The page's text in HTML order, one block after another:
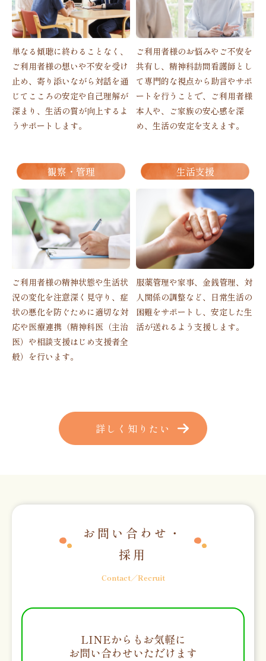
単なる傾聴に終わることなく、
ご利用者様の想いや不安を受け
止め、寄り添いながら対話を通
じてこころの安定や自己理解が
深まり、生活の質が向上するよ
うサポートします。
ご利用者様のお悩みやご不安を
共有し、精神科訪問看護師とし
て専門的な視点から助言やサポ
ートを行うことで、ご利用者様
本人や、ご家族の安心感を深
め、生活の安定を支えます。
観察・管理
ご利用者様の精神状態や生活状
況の変化を注意深く見守り、症
状の悪化を防ぐために適切な対
応や医療連携（精神科医（主治
医）や相談支援はじめ支援者全
般）を行います。
生活支援
服薬管理や家事、金銭管理、対
人関係の調整など、日常生活の
困難をサポートし、安定した生
活が送れるよう支援します。
詳しく知りたい
お問い合わせ・
採用
Contact／Recruit
LINEからもお気軽に
お問い合わせいただけます